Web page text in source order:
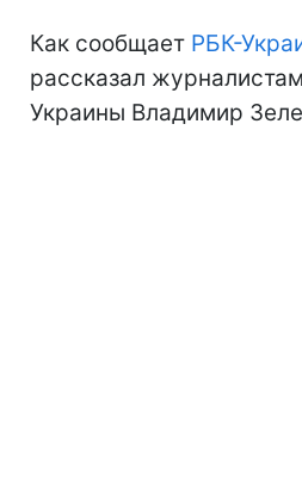
Как сообщает РБК-
рассказал
Украины Владимир